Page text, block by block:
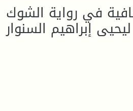
في رواية الشوك
إبراهيم السنوار